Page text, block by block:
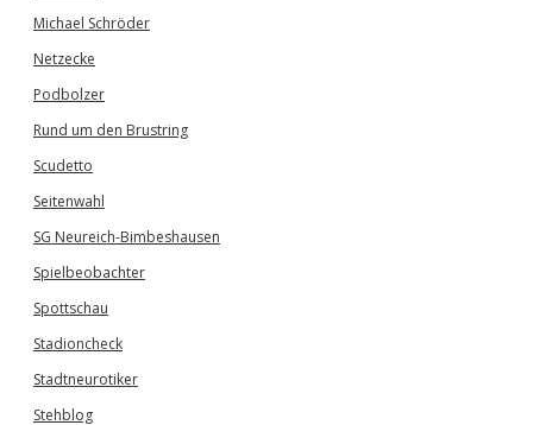
Michael Schröder
Netzecke
Podbolzer
Rund um den Brustring
Scudetto
Seitenwahl
SG Neureich-Bimbeshausen
Spielbeobachter
Spottschau
Stadioncheck
Stadtneurotiker
Stehblog